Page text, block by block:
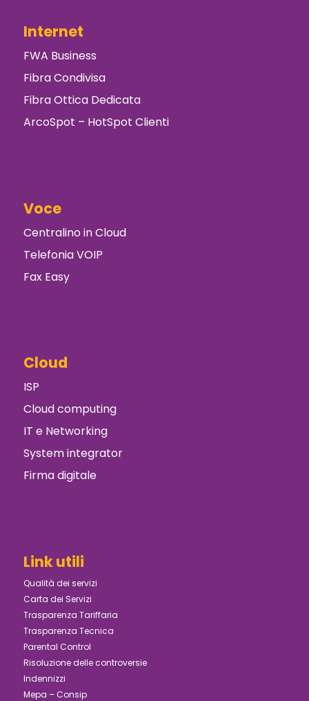
Internet
FWA Business
Fibra Condivisa
Fibra Ottica Dedicata
ArcoSpot – HotSpot Clienti
Voce
Centralino in Cloud
Telefonia VOIP
Fax Easy
Cloud
ISP
Cloud computing
IT e Networking
System integrator
Firma digitale
Link utili
Qualità dei servizi
Carta dei Servizi
Trasparenza Tariffaria
Trasparenza Tecnica
Parental Control
Risoluzione delle controversie
Indennizzi
Mepa – Consip